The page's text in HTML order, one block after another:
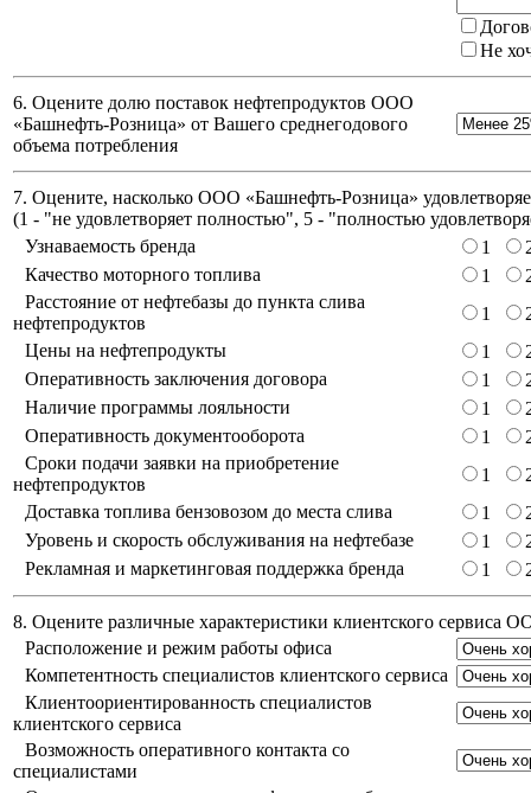
Не
6. Оцените долю поставок нефтепродуктов ООО
«Башнефть-Розница» от Вашего среднегодового
объема потребления
7. Оцените, насколько ООО «Башнефть-Розница»
(1 - "не удовлетворяет полностью", 5 - "полностью
Узнаваемость бренда
1
Качество моторного топлива
1
Расстояние от нефтебазы до пункта слива
нефтепродуктов
1
Цены на нефтепродукты
1
Оперативность заключения договора
1
Наличие программы лояльности
1
Оперативность документооборота
1
Сроки подачи заявки на приобретение
нефтепродуктов
1
Доставка топлива бензовозом до места слива
1
Уровень и скорость обслуживания на нефтебазе
1
Рекламная и маркетинговая поддержка бренда
1
8. Оцените различные характеристики клиентского сервиса
Расположение и режим работы офиса
Компетентность специалистов клиентского сервиса
Клиентоориентированность специалистов
клиентского сервиса
Возможность оперативного контакта со
специалистами